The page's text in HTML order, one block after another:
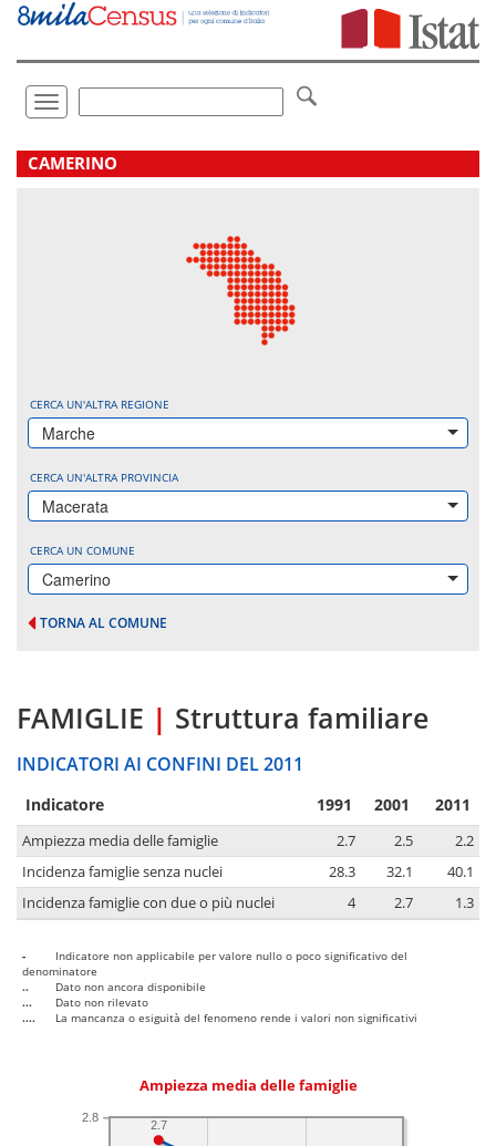
Vai
direttamente
Toggle
navigation
.
CAMERINO
CERCA UN'ALTRA REGIONE
Marche
CERCA UN'ALTRA PROVINCIA
Macerata
CERCA UN COMUNE
Camerino
TORNA AL COMUNE
FAMIGLIE | Struttura familiare
INDICATORI AI CONFINI DEL 2011
Indicatore 1991 2001 2011
Ampiezza media delle famiglie 2.7 2.5
2.2
Incidenza famiglie senza nuclei
28.3 32.1
40.1
Incidenza famiglie con due o più nuclei
4 2.7 1.3
-
Indicatore non applicabile per valore nullo o poco significativo del
denominatore
..
Dato non ancora disponibile
...
Dato non rilevato
....
La mancanza o esiguità del fenomeno rende i valori non significativi
Ampiezza media delle famiglie
2.8
2.7